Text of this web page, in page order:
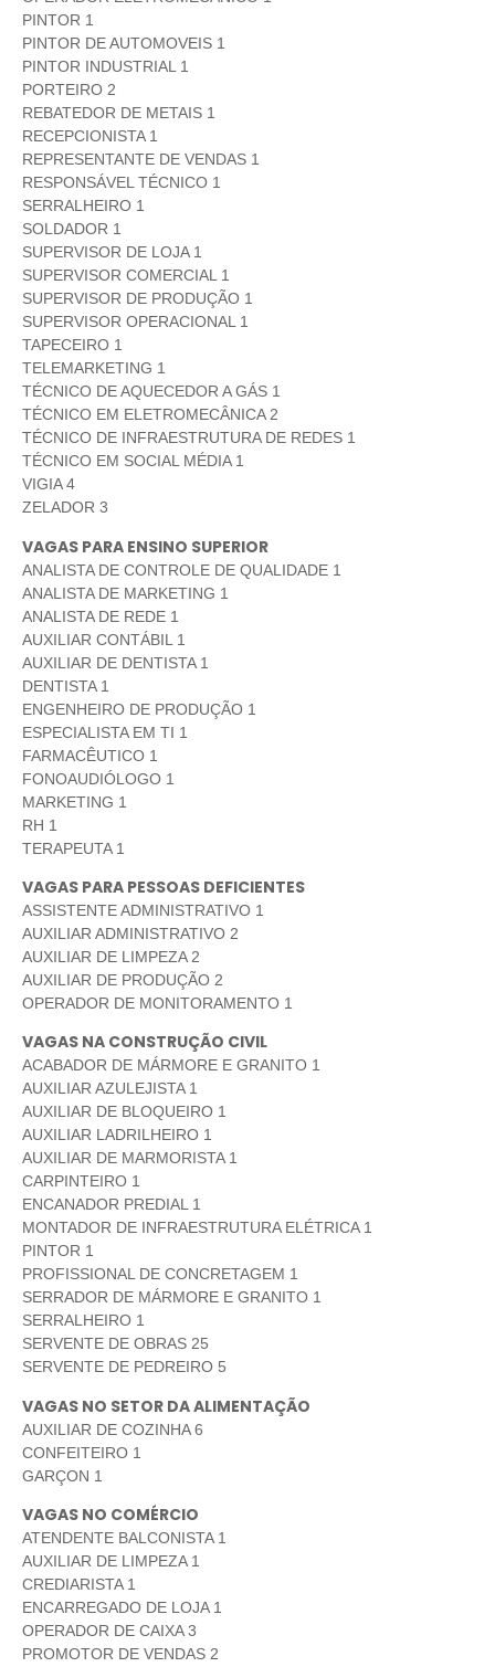
PINTOR 1
PINTOR DE AUTOMOVEIS 1
PINTOR INDUSTRIAL 1
PORTEIRO 2
REBATEDOR DE METAIS 1
RECEPCIONISTA 1
REPRESENTANTE DE VENDAS 1
RESPONSÁVEL TÉCNICO 1
SERRALHEIRO 1
SOLDADOR 1
SUPERVISOR DE LOJA 1
SUPERVISOR COMERCIAL 1
SUPERVISOR DE PRODUÇÃO 1
SUPERVISOR OPERACIONAL 1
TAPECEIRO 1
TELEMARKETING 1
TÉCNICO DE AQUECEDOR A GÁS 1
TÉCNICO EM ELETROMECÂNICA 2
TÉCNICO DE INFRAESTRUTURA DE REDES 1
TÉCNICO EM SOCIAL MÉDIA 1
VIGIA 4
ZELADOR 3
VAGAS PARA ENSINO SUPERIOR
ANALISTA DE CONTROLE DE QUALIDADE 1
ANALISTA DE MARKETING 1
ANALISTA DE REDE 1
AUXILIAR CONTÁBIL 1
AUXILIAR DE DENTISTA 1
DENTISTA 1
ENGENHEIRO DE PRODUÇÃO 1
ESPECIALISTA EM TI 1
FARMACÊUTICO 1
FONOAUDIÓLOGO 1
MARKETING 1
RH 1
TERAPEUTA 1
VAGAS PARA PESSOAS DEFICIENTES
ASSISTENTE ADMINISTRATIVO 1
AUXILIAR ADMINISTRATIVO 2
AUXILIAR DE LIMPEZA 2
AUXILIAR DE PRODUÇÃO 2
OPERADOR DE MONITORAMENTO 1
VAGAS NA CONSTRUÇÃO CIVIL
ACABADOR DE MÁRMORE E GRANITO 1
AUXILIAR AZULEJISTA 1
AUXILIAR DE BLOQUEIRO 1
AUXILIAR LADRILHEIRO 1
AUXILIAR DE MARMORISTA 1
CARPINTEIRO 1
ENCANADOR PREDIAL 1
MONTADOR DE INFRAESTRUTURA ELÉTRICA 1
PINTOR 1
PROFISSIONAL DE CONCRETAGEM 1
SERRADOR DE MÁRMORE E GRANITO 1
SERRALHEIRO 1
SERVENTE DE OBRAS 25
SERVENTE DE PEDREIRO 5
VAGAS NO SETOR DA ALIMENTAÇÃO
AUXILIAR DE COZINHA 6
CONFEITEIRO 1
GARÇON 1
VAGAS NO COMÉRCIO
ATENDENTE BALCONISTA 1
AUXILIAR DE LIMPEZA 1
CREDIARISTA 1
ENCARREGADO DE LOJA 1
OPERADOR DE CAIXA 3
PROMOTOR DE VENDAS 2